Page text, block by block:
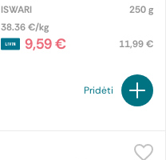
ISWARI
250 g
38.36 €/kg
9,59 € 11,99 €
Pridėti